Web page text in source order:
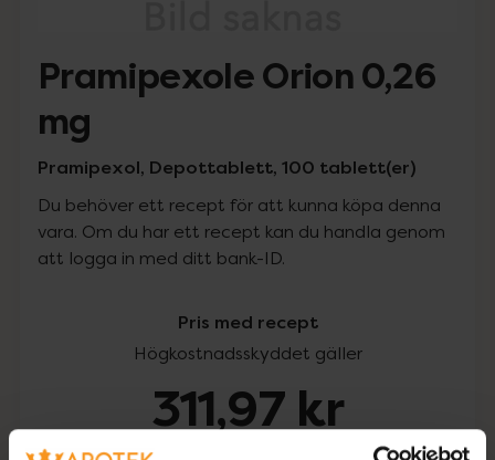
Pramipexole Orion 0,26
mg
Pramipexol, Depottablett, 100 tablett(er)
Du behöver ett recept för att kunna köpa denna
vara. Om du har ett recept kan du handla genom
att logga in med ditt bank-ID.
Pris med recept
Högkostnadsskyddet gäller
311,97 kr